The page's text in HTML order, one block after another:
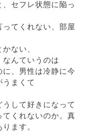
セフレ状態に陥っ
てくれない、部屋
ない、
んていうのは
、男性は冷静に今
まくて
して好きになって
てくれないのか。真
ます。